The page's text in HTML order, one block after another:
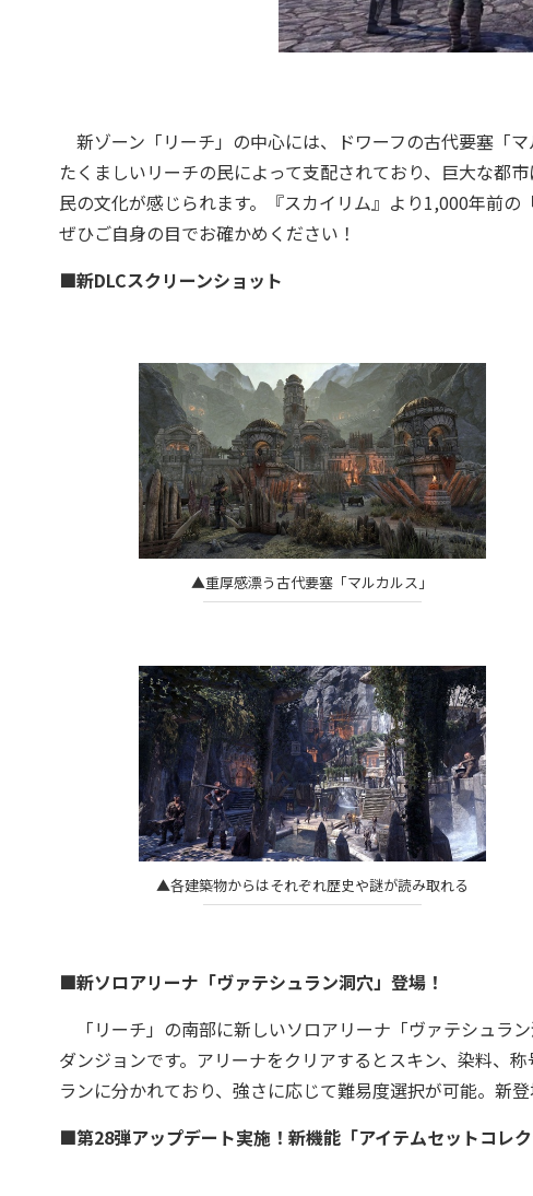
新ゾーン「リーチ」の中心には、ドワーフの古代要塞「
たくましいリーチの民によって支配されており、巨大な都
民の文化が感じられます。『スカイリム』より1,000年前
ぜひご自身の目でお確かめください！
■新DLCスクリーンショット
▲重厚感漂う古代要塞「マルカルス」
▲各建築物からはそれぞれ歴史や謎が読み取れる
■新ソロアリーナ「ヴァテシュラン洞穴」登場！
「リーチ」の南部に新しいソロアリーナ「ヴァテシュラ
ダンジョンです。アリーナをクリアするとスキン、染料、
ランに分かれており、強さに応じて難易度選択が可能。新
■第28弾アップデート実施！新機能「アイテムセットコレ